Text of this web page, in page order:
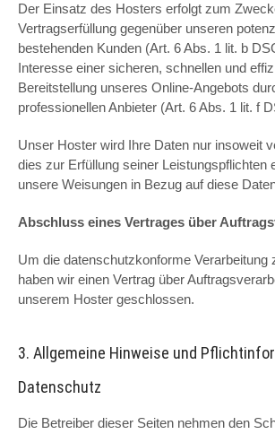
Der Einsatz des Hosters erfolgt zum
Vertragserfüllung gegenüber unseren
bestehenden Kunden (Art. 6 Abs. 1 lit. b
Interesse einer sicheren, schnellen und
Bereitstellung unseres Online-Angebots
professionellen Anbieter (Art. 6 Abs. 1 lit. f
Unser Hoster wird Ihre Daten nur insoweit
dies zur Erfüllung seiner Leistungspflichten
unsere Weisungen in Bezug auf diese
Abschluss eines Vertrages über
Um die datenschutzkonforme Verarbeitung
haben wir einen Vertrag über
unserem Hoster geschlossen.
3. Allgemeine Hinweise und
Datenschutz
Die Betreiber dieser Seiten nehmen den